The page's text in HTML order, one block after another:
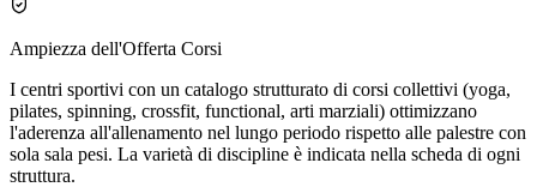
Ampiezza dell'Offerta Corsi
I centri sportivi con un catalogo strutturato di corsi collettivi (yoga,
pilates, spinning, crossfit, functional, arti marziali) ottimizzano
l'aderenza all'allenamento nel lungo periodo rispetto alle palestre con
sola sala pesi. La varietà di discipline è indicata nella scheda di ogni
struttura.